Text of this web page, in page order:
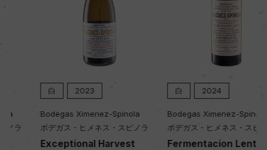
2023
Bodegas Ximenez-Spinola
ボデガス・ヒメネス・スピノラ
Exceptional Harvest
2024
Bodegas Ximenez-Spinola
ボデガス・ヒメネス・スピノラ
Fermentacion Lenta